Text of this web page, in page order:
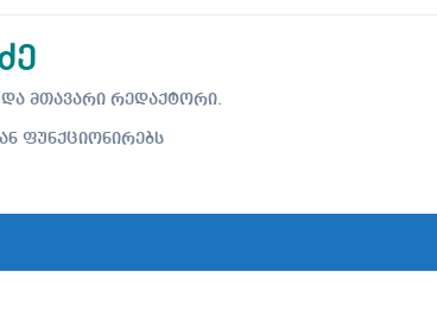
და მთავარი რედაქტორი.
ფუნქციონირებს